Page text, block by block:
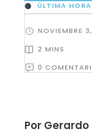
ÚLTIMA HORA
NOVIEMBRE
2 MINS
0
Por